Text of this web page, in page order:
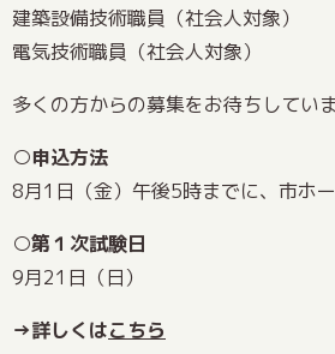
建築設備技術職員（社会人対象）
電気技術職員（社会人対象）
多くの方からの募集をお待ちしていま
○申込方法
8月1日（金）午後5時までに、市ホ
○第１次試験日
9月21日（日）
→詳しくはこちら